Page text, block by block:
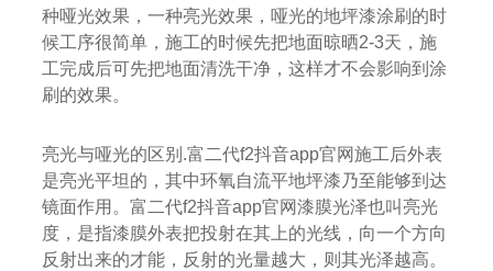
种哑光效果，一种亮光效果，哑光的地坪漆涂刷的时
候工序很简单，施工的时候先把地面晾晒2-3天，施
工完成后可先把地面清洗干净，这样才不会影响到涂
刷的效果。
亮光与哑光的区别.富二代f2抖音app官网施工后外表
是亮光平坦的，其中环氧自流平地坪漆乃至能够到达
镜面作用。富二代f2抖音app官网漆膜光泽也叫亮光
度，是指漆膜外表把投射在其上的光线，向一个方向
反射出来的才能，反射的光量越大，则其光泽越高。